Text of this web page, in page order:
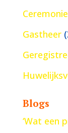
Gastheer
Blogs
‘Wat een